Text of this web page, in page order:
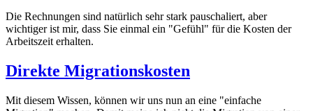
Die Rechnungen sind natürlich sehr stark pauschaliert, aber
wichtiger ist mir, dass Sie einmal ein "Gefühl" für die Kosten der
Arbeitszeit erhalten.
Direkte Migrationskosten
Mit diesem Wissen, können wir uns nun an eine "einfache